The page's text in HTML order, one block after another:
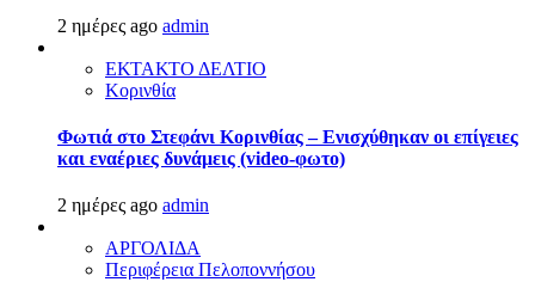
2 ημέρες ago admin
ΕΚΤΑΚΤΟ ΔΕΛΤΙΟ
Κορινθία
Φωτιά στο Στεφάνι Κορινθίας – Ενισχύθηκαν οι επίγειες
και εναέριες δυνάμεις (video-φωτο)
2 ημέρες ago admin
ΑΡΓΟΛΙΔΑ
Περιφέρεια Πελοποννήσου